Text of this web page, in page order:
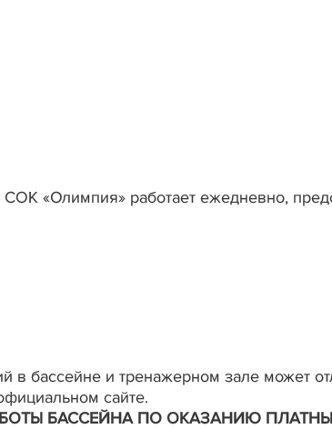
«Олимпия» работает ежедневно,
в бассейне и тренажерном зале может
сайте.
БАССЕЙНА ПО ОКАЗАНИЮ